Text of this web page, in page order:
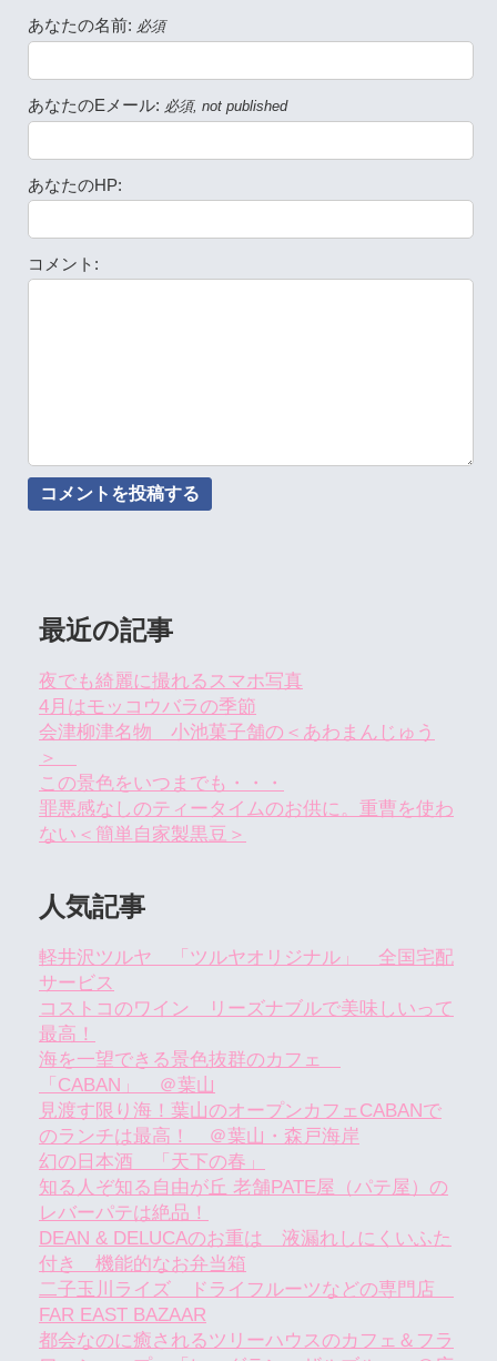
あなたの名前: 必須
あなたのEメール: 必須, not published
あなたのHP:
コメント:
最近の記事
夜でも綺麗に撮れるスマホ写真
4月はモッコウバラの季節
会津柳津名物 小池菓子舗の＜あわまんじゅう
＞
この景色をいつまでも・・・
罪悪感なしのティータイムのお供に。重曹を使わ
ない＜簡単自家製黒豆＞
人気記事
軽井沢ツルヤ 「ツルヤオリジナル」 全国宅配
サービス
コストコのワイン リーズナブルで美味しいって
最高！
海を一望できる景色抜群のカフェ
「CABAN」 ＠葉山
見渡す限り海！葉山のオープンカフェCABANで
のランチは最高！ ＠葉山・森戸海岸
幻の日本酒 「天下の春」
知る人ぞ知る自由が丘 老舗PATE屋（パテ屋）の
レバーパテは絶品！
DEAN & DELUCAのお重は 液漏れしにくいふた
付き 機能的なお弁当箱
二子玉川ライズ ドライフルーツなどの専門店
FAR EAST BAZAAR
都会なのに癒されるツリーハウスのカフェ＆フラ